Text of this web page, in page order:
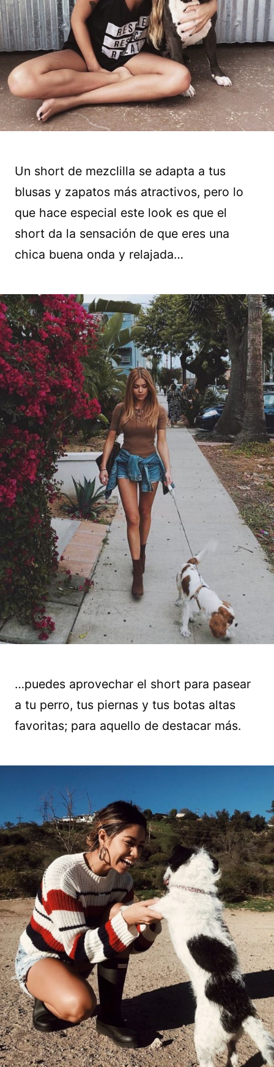
Un short de mezclilla se adapta a tus
blusas y zapatos más atractivos, pero lo
que hace especial este look es que el
short da la sensación de que eres una
chica buena onda y relajada…
…puedes aprovechar el short para pasear
a tu perro, tus piernas y tus botas altas
favoritas; para aquello de destacar más.